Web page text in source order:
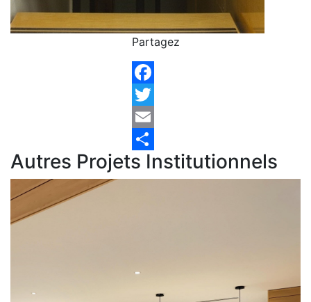
Partagez
Facebook
Twitter
Email
Share
Autres Projets Institutionnels